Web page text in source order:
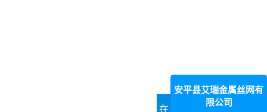
在
安平县艾瑞金属丝网有
限公司